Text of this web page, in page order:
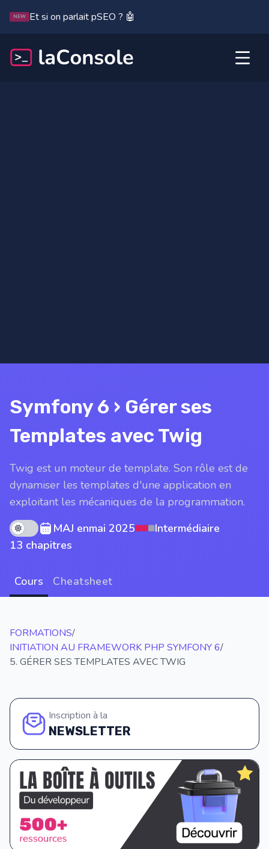
NEW Et si on parlait pSEO ? 🤖
Symfony 6 › Gérer ses
Templates avec Twig
Twig est un moteur de template. Son rôle est de
dynamiser les templates d'une application en
exploitant les mécaniques de la programmation.
Theme mode
MAJ enmai 2025
Intermédiaire
13 chapitres
Cours Cheatsheet
FORMATIONS/
INITIATION AU FRAMEWORK PHP SYMFONY 6/
5. GÉRER SES TEMPLATES AVEC TWIG
Inscription à la
NEWSLETTER